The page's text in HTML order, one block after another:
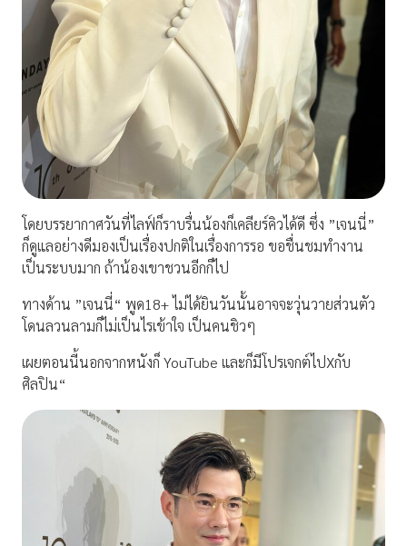
โดยบรรยากาศวันที่ไลฟ์ก็ราบรื่นน้องก็เคลียร์คิวได้ดี ซึ่ง ”เจนนี่”
ก็ดูแลอย่างดีมองเป็นเรื่องปกติในเรื่องการรอ ขอชื่นชมทำงาน
เป็นระบบมาก ถ้าน้องเขาชวนอีกก็ไป
ทางด้าน ”เจนนี่“ พูด18+ ไม่ได้ยินวันนั้นอาจจะวุ่นวายส่วนตัว
โดนลวนลามก็ไม่เป็นไรเข้าใจ เป็นคนชิวๆ
เผยตอนนี้นอกจากหนังก็ YouTube และก็มีโปรเจกต์ไปXกับ
ศิลปิน“